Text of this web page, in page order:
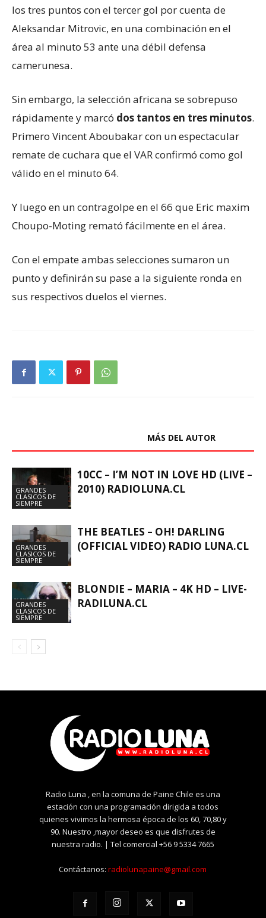
los tres puntos con el tercer gol por cuenta de
Aleksandar Mitrovic, en una combinación en el
área al minuto 53 ante una débil defensa
camerunesa.
Sin embargo, la selección africana se sobrepuso
rápidamente y marcó dos tantos en tres minutos.
Primero Vincent Aboubakar con un espectacular
remate de cuchara que el VAR confirmó como gol
válido en el minuto 64.
Y luego en un contragolpe en el 66 que Eric maxim
Choupo-Moting remató fácilmente en el área.
Con el empate ambas selecciones sumaron un
punto y definirán su pase a la siguiente ronda en
sus respectivos duelos el viernes.
MÁS DEL AUTOR
GRANDES
CLASICOS DE
SIEMPRE
10CC – I’M NOT IN LOVE HD (LIVE –
2010) RADIOLUNA.CL
GRANDES
CLASICOS DE
SIEMPRE
THE BEATLES – OH! DARLING
(OFFICIAL VIDEO) RADIO LUNA.CL
GRANDES
CLASICOS DE
SIEMPRE
BLONDIE – MARIA – 4K HD – LIVE-
RADILUNA.CL
Radio Luna , en la comuna de Paine Chile es una
estación con una programación dirigida a todos
quienes vivimos la hermosa época de los 60, 70,80 y
90. Nuestro ,mayor deseo es que disfrutes de
nuestra radio. | Tel comercial +56 9 5334 7665
Contáctanos:radiolunapaine@gmail.com